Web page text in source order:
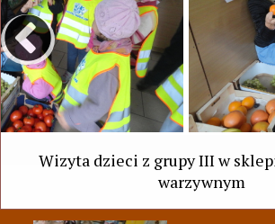
Wizyta dzieci z grupy III w
warzywnym